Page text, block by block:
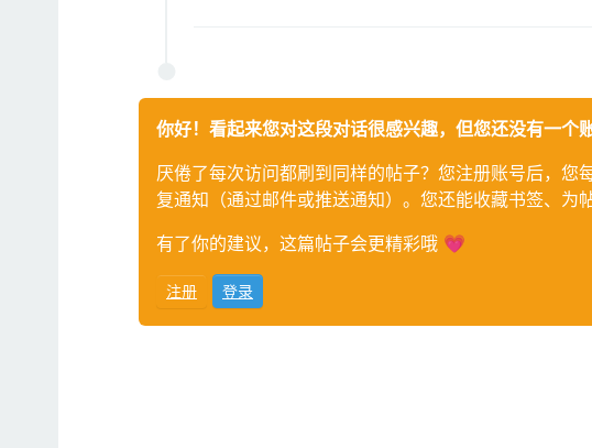
你好！看起来您对这段对话很感兴趣，但您还没有一个账
厌倦了每次访问都刷到同样的帖子？您注册账号后，
复通知（通过邮件或推送通知）。您还能收藏书签、为
有了你的建议，这篇帖子会更精彩哦 💗
注册 登录